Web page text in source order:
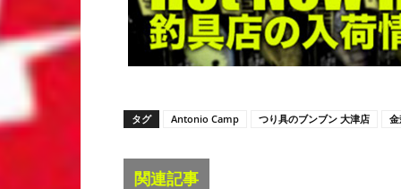
タグ Antonio Camp つり具のブンブン 大津店
関連記事